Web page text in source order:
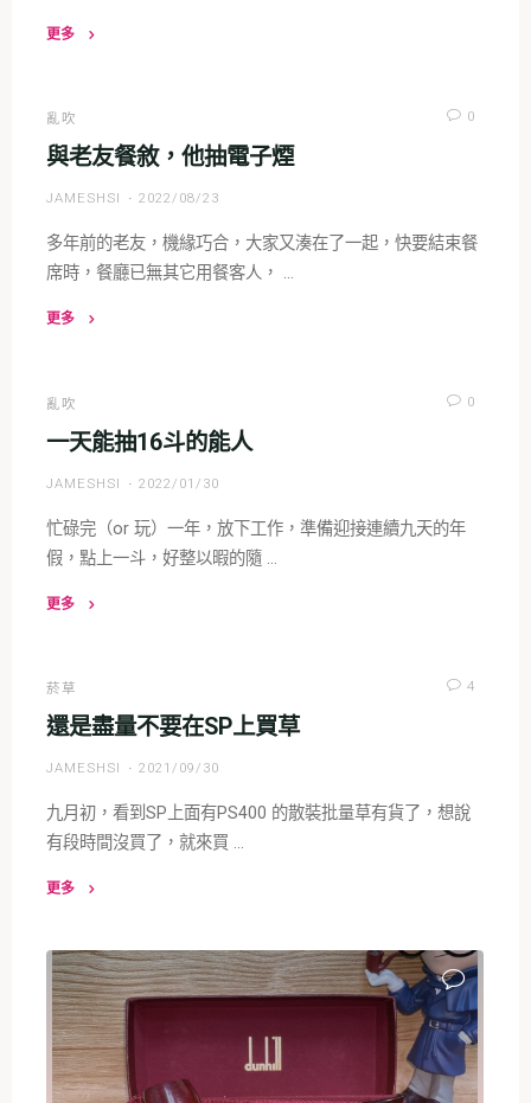
更多
被
疫
耽
誤
的
STANWELL
紀
亂吹 0
與老友餐敘，他抽電子煙
JAMESHSI 2022/08/23
多年前的老友，機緣巧合，大家又湊在了一起，快要結束餐
席時，餐廳已無其它用餐客人， …
更多
友
他
抽
電
煙"
亂吹 0
一天能抽16斗的能人
JAMESHSI 2022/01/30
忙碌完（or 玩）一年，放下工作，準備迎接連續九天的年
假，點上一斗，好整以暇的隨 …
更多
能
抽
斗
的
能
菸草 4
還是盡量不要在SP上買草
JAMESHSI 2021/09/30
九月初，看到SP上面有PS400 的散裝批量草有貨了，想說
有段時間沒買了，就來買 …
更多
盡
量
不
要
在